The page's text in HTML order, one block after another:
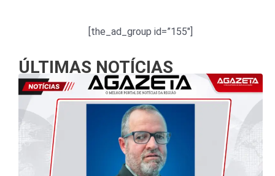
[the_ad_group id=”155″]
ÚLTIMAS NOTÍCIAS